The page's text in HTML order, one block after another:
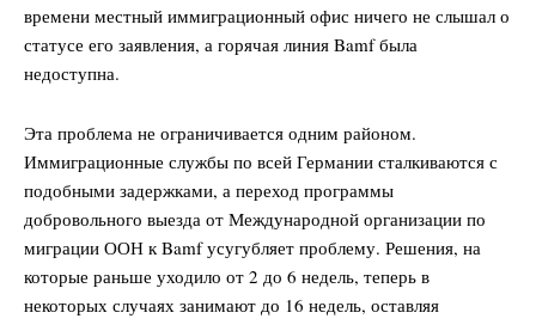
времени местный иммиграционный офис ничего не слышал о
статусе его заявления, а горячая линия Bamf была
недоступна.
Эта проблема не ограничивается одним районом.
Иммиграционные службы по всей Германии сталкиваются с
подобными задержками, а переход программы
добровольного выезда от Международной организации по
миграции ООН к Bamf усугубляет проблему. Решения, на
которые раньше уходило от 2 до 6 недель, теперь в
некоторых случаях занимают до 16 недель, оставляя